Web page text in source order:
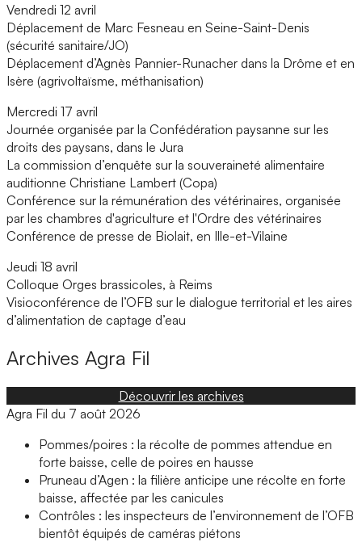
Vendredi 12 avril
Déplacement de Marc Fesneau en Seine-Saint-Denis
(sécurité sanitaire/JO)
Déplacement d’Agnès Pannier-Runacher dans la Drôme et en
Isère (agrivoltaïsme, méthanisation)
Mercredi 17 avril
Journée organisée par la Confédération paysanne sur les
droits des paysans, dans le Jura
La commission d’enquête sur la souveraineté alimentaire
auditionne Christiane Lambert (Copa)
Conférence sur la rémunération des vétérinaires, organisée
par les chambres d'agriculture et l'Ordre des vétérinaires
Conférence de presse de Biolait, en Ille-et-Vilaine
Jeudi 18 avril
Colloque Orges brassicoles, à Reims
Visioconférence de l’OFB sur le dialogue territorial et les aires
d’alimentation de captage d’eau
Archives Agra Fil
Découvrir les archives
Agra Fil du 7 août 2026
Pommes/poires : la récolte de pommes attendue en
forte baisse, celle de poires en hausse
Pruneau d’Agen : la filière anticipe une récolte en forte
baisse, affectée par les canicules
Contrôles : les inspecteurs de l’environnement de l’OFB
bientôt équipés de caméras piétons